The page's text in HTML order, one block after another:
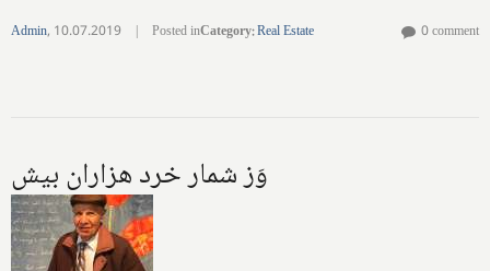
Admin, 10.07.2019 | Posted inCategory:Real Estate 0 comment
وَز شمار خرد هزاران بيش